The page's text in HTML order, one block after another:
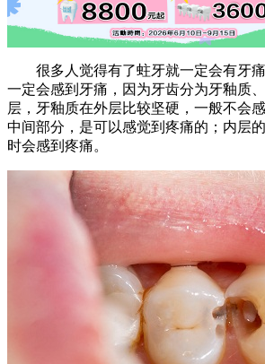
很多人觉得有了蛀牙就一定会有牙痛
一定会感到牙痛，因为牙齿分为牙釉质
层，牙釉质在外层比较坚硬，一般不会
中间部分，是可以感觉到疼痛的；内层
时会感到疼痛。